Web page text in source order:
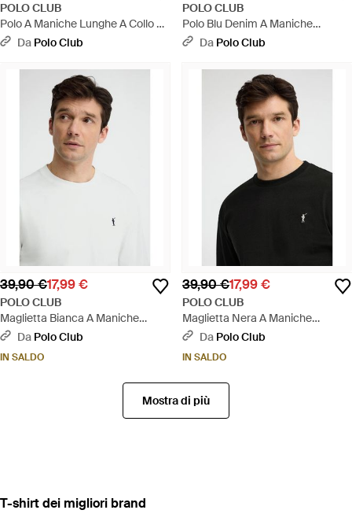
POLO CLUB
Polo A Maniche Lunghe A Collo A
Camicia Con Ricamo Rigby Go -
Da Polo Club
POLO CLUB
Polo Blu Denim A Maniche
Lunghe Con Ricamo Rigby Go -
Da Polo Club
39,90 €17,99 €
POLO CLUB
Maglietta Bianca A Maniche
Lunghe, Fit Dritto Con Ricamo
Da Polo Club
IN SALDO
39,90 €17,99 €
POLO CLUB
Maglietta Nera A Maniche
Lunghe, Fit Dritto Con Ricamo
Da Polo Club
IN SALDO
Mostra di più
‪T-shirt‬ dei migliori brand